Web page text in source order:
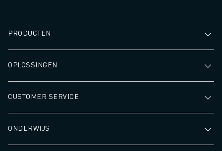
PRODUCTEN
OPLOSSINGEN
CUSTOMER SERVICE
ONDERWIJS